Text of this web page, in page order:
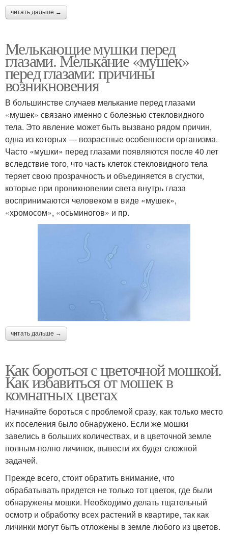
читать дальше →
Мелькающие мушки перед
глазами. Мелькание «мушек»
перед глазами: причины
возникновения
В большинстве случаев мелькание перед глазами
«мушек» связано именно с болезнью стекловидного
тела. Это явление может быть вызвано рядом причин,
одна из которых — возрастные особенности организма.
Часто «мушки» перед глазами появляются после 40 лет
вследствие того, что часть клеток стекловидного тела
теряет свою прозрачность и объединяется в сгустки,
которые при проникновении света внутрь глаза
воспринимаются человеком в виде «мушек»,
«хромосом», «осьминогов» и пр.
читать дальше →
Как бороться с цветочной мошкой.
Как избавиться от мошек в
комнатных цветах
Начинайте бороться с проблемой сразу, как только место
их поселения было обнаружено. Если же мошки
завелись в больших количествах, и в цветочной земле
полным-полно личинок, вывести их будет сложной
задачей.
Прежде всего, стоит обратить внимание, что
обрабатывать придется не только тот цветок, где были
обнаружены мошки. Необходимо делать тщательный
осмотр и обработку всех растений в квартире, так как
личинки могут быть отложены в земле любого из цветов.